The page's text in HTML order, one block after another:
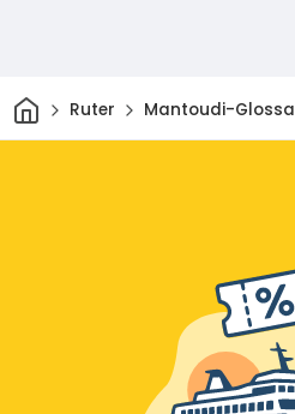
HjemRuter Mantoudi-Glossa